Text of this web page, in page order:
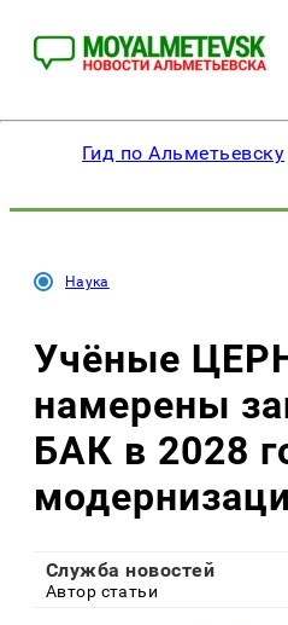
Гид по Альметьевску
Наука
Учёные
намерены
БАК в 2028
Служба новостей
Автор статьи